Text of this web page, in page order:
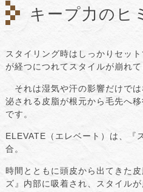
キープ力のヒ
スタイリング時はしっかりセッ
が経つにつれてスタイルが崩れ
それは湿気や汗の影響だけで
泌される皮脂が根元から毛先へ
です。
ELEVATE（エレベート）は、『
合。
時間とともに頭皮から出てきた
ズ』内部に吸着され、スタイルが